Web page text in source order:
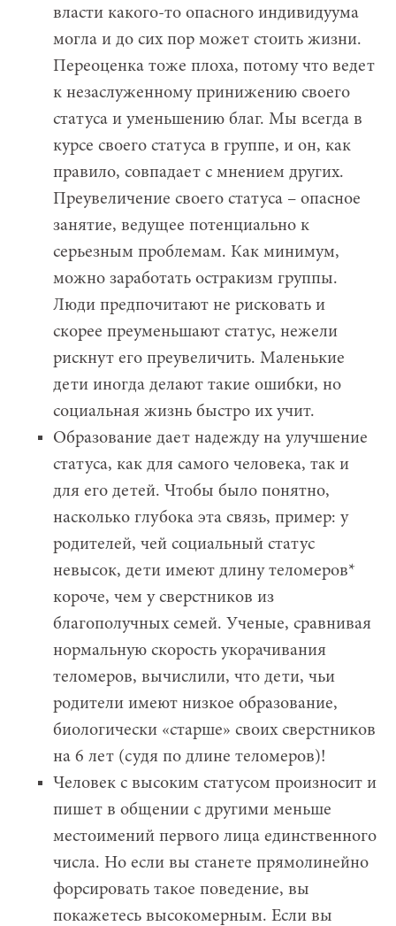
власти какого-то опасного индивидуума
могла и до сих пор может стоить жизни.
Переоценка тоже плоха, потому что ведет
к незаслуженному принижению своего
статуса и уменьшению благ. Мы всегда в
курсе своего статуса в группе, и он, как
правило, совпадает с мнением других.
Преувеличение своего статуса – опасное
занятие, ведущее потенциально к
серьезным проблемам. Как минимум,
можно заработать остракизм группы.
Люди предпочитают не рисковать и
скорее преуменьшают статус, нежели
рискнут его преувеличить. Маленькие
дети иногда делают такие ошибки, но
социальная жизнь быстро их учит.
Образование дает надежду на улучшение
статуса, как для самого человека, так и
для его детей. Чтобы было понятно,
насколько глубока эта связь, пример: у
родителей, чей социальный статус
невысок, дети имеют длину теломеров*
короче, чем у сверстников из
благополучных семей. Ученые, сравнивая
нормальную скорость укорачивания
теломеров, вычислили, что дети, чьи
родители имеют низкое образование,
биологически «старше» своих сверстников
на 6 лет (судя по длине теломеров)!
Человек с высоким статусом произносит и
пишет в общении с другими меньше
местоимений первого лица единственного
числа. Но если вы станете прямолинейно
форсировать такое поведение, вы
покажетесь высокомерным. Если вы